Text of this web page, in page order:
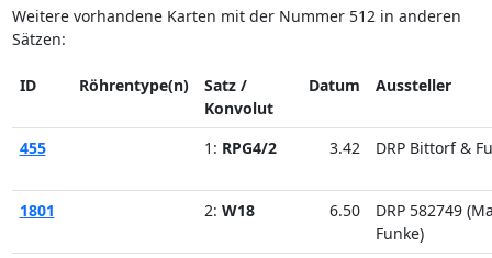
Weitere vorhandene Karten mit der Nummer 512 in anderen
Sätzen:
ID Röhrentype(n)
Satz /
Konvolut
Datum Aussteller
455 1: RPG4/2 3.42 DRP Bittorf &
1801 2: W18 6.50
DRP 582749
Funke)